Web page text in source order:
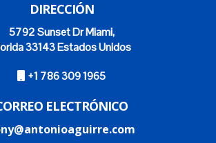
DIRECCIÓN
5792 Sunset Dr Miami,
33143 Estados Unidos
+1 786 309 1965
ELECTRÓNICO